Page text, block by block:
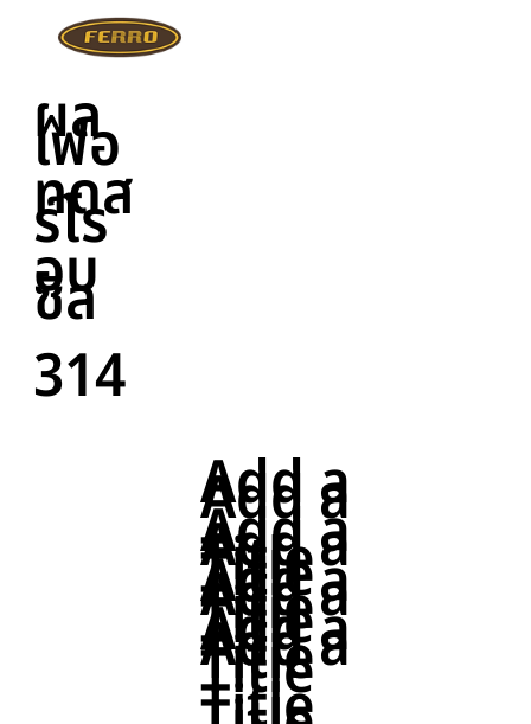
ผล
ทดส
อบ
เฟอ
ร์โร
ซีล
314
Add a
Title
Add a
Title
Add a
Title
Add a
Title
Add a
Title
Add a
Title
Add a
Add a